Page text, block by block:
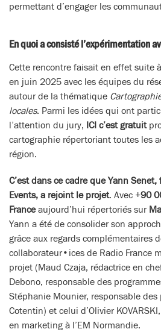
permettant d’engager les
En quoi a consisté l’expérimentation
Cette rencontre faisait en effet suite
en juin 2025 avec les équipes du
autour de la thématique
locales. Parmi les idées qui ont
l’attention du jury, ICI c’est gratuit
cartographie répertoriant toutes les
région.
C’est dans ce cadre que Yann
Events, a rejoint le projet. Avec +90
Franceaujourd’hui répertoriés sur
Yann a été de consolider son
grâce aux regards complémentaires
collaborateur•ices de Radio France
projet (Maud Czaja, rédactrice en
Debono, responsable des
Stéphanie Mounier, responsable des
Cotentin) et celui d’Olivier
en marketing à l’EM Normandie.